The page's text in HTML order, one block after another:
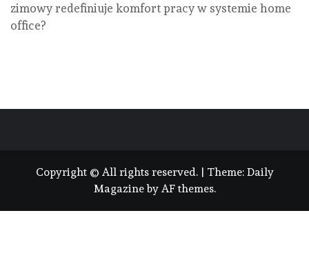
zimowy redefiniuje komfort pracy w systemie home
office?
Copyright © All rights reserved. | Theme: Daily
Magazineby AF themes.